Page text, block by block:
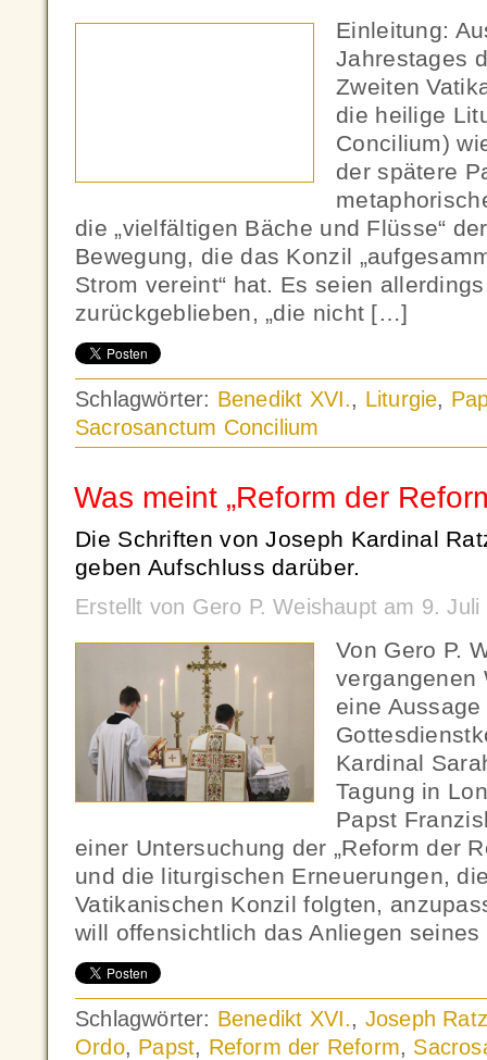
Einleitung:
Jahrestages
Zweiten
die heilige
Concilium)
der spätere
die „vielfältigen Bäche und Flüsse“
Bewegung, die das Konzil
Strom vereint“ hat. Es seien
zurückgeblieben, „die nicht […]
Schlagwörter: Benedikt XVI., Liturgie,
Sacrosanctum Concilium
Was meint „Reform der
Die Schriften von Joseph Kardinal
geben Aufschluss darüber.
Erstellt von Gero P. Weishaupt am 9.
Von Gero P.
vergangenen
eine
Kardinal
Tagung in
Papst
einer Untersuchung der „Reform der
und die liturgischen Erneuerungen,
Vatikanischen Konzil folgten,
will offensichtlich das Anliegen
Schlagwörter: Benedikt XVI., Joseph
Ordo, Papst, Reform der Reform,